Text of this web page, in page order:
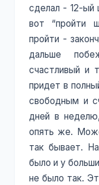
сделал - 12-ый
вот “пройти
пройти -
дальше
счастливый и
придет в
свободным и
дней в
опять же.
так бывает.
было и у
не было так.